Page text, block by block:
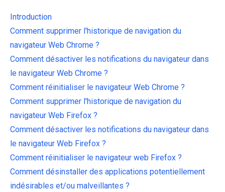
Introduction
Comment supprimer l'historique de navigation du
navigateur Web Chrome ?
Comment désactiver les notifications du navigateur dans
le navigateur Web Chrome ?
Comment réinitialiser le navigateur Web Chrome ?
Comment supprimer l'historique de navigation du
navigateur Web Firefox ?
Comment désactiver les notifications du navigateur dans
le navigateur Web Firefox ?
Comment réinitialiser le navigateur web Firefox ?
Comment désinstaller des applications potentiellement
indésirables et/ou malveillantes ?